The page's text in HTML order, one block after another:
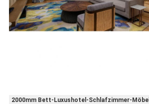
2000mm Bett-Luxushotel-Schlafzimmer-Möbel